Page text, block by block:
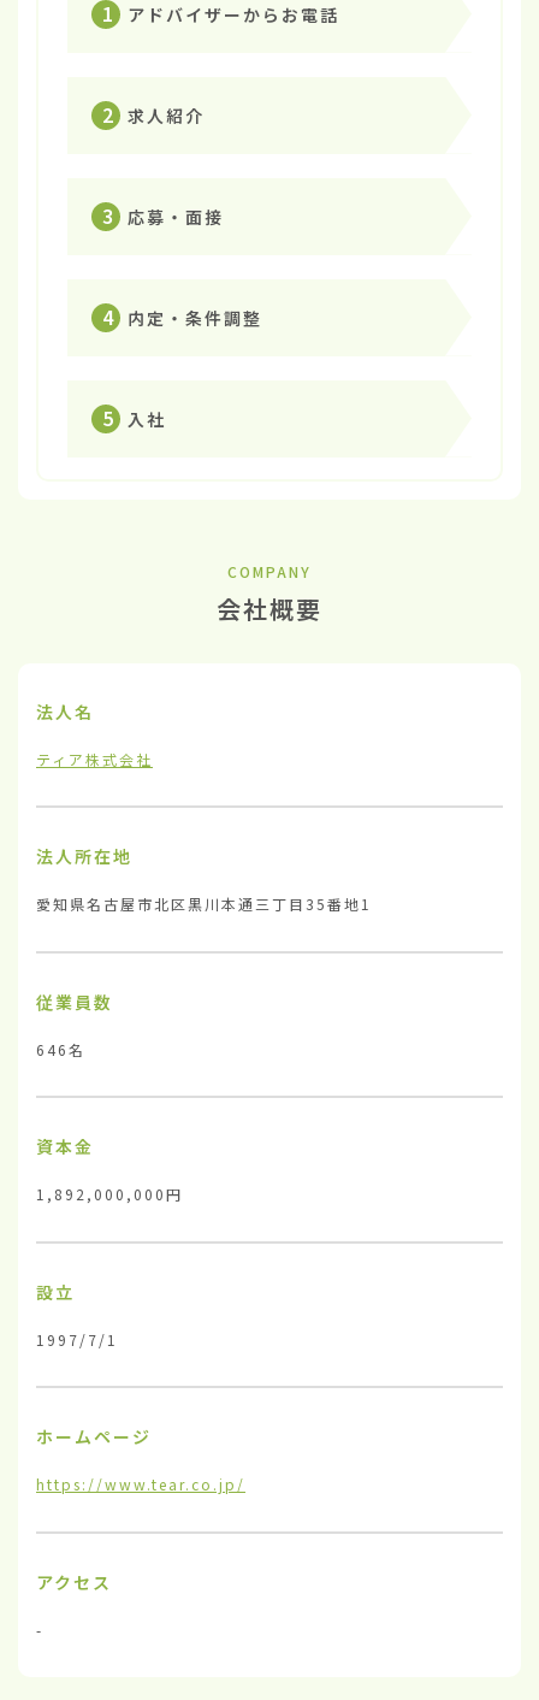
1 アドバイザーからお電話
2 求人紹介
3 応募・面接
4 内定・条件調整
5 入社
COMPANY
会社概要
法人名
ティア株式会社
法人所在地
愛知県名古屋市北区黒川本通三丁目35番地1
従業員数
646名
資本金
1,892,000,000円
設立
1997/7/1
ホームページ
https://www.tear.co.jp/
アクセス
-